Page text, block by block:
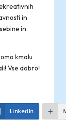
in
in
kmalu
Vse dobro!
LinkedIn